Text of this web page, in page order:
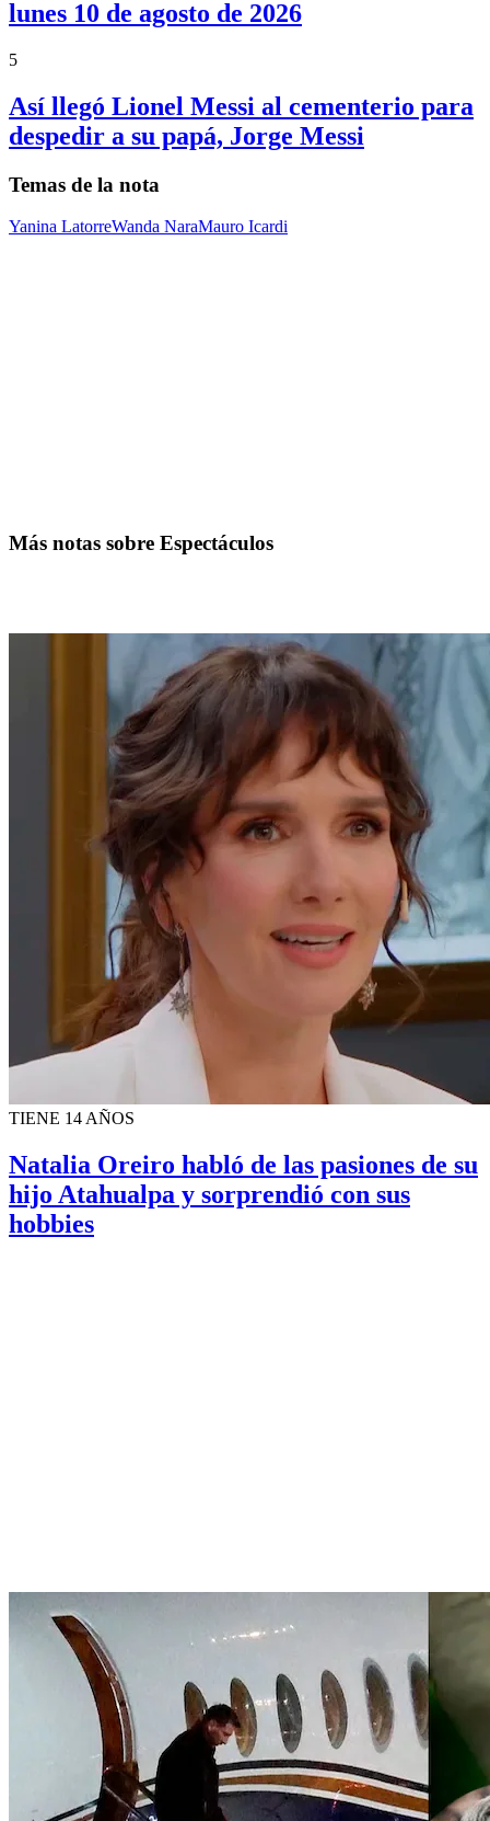
lunes 10 de agosto de 2026
5
Así llegó Lionel Messi al cementerio para
despedir a su papá, Jorge Messi
Temas de la nota
Yanina LatorreWanda NaraMauro Icardi
Más notas sobre Espectáculos
TIENE 14 AÑOS
Natalia Oreiro habló de las pasiones de su
hijo Atahualpa y sorprendió con sus
hobbies